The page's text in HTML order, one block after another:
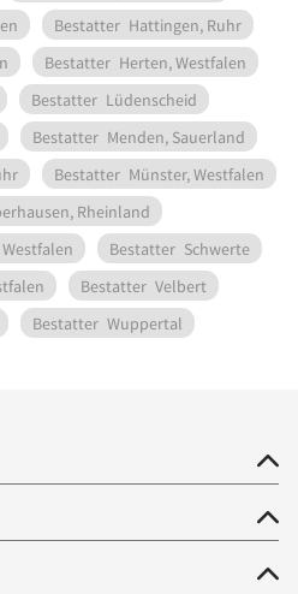
Bestatter Hattingen, Ruhr
Bestatter Herten, Westfalen
Bestatter Lüdenscheid
Bestatter Menden, Sauerland
Bestatter Münster, Westfalen
Rheinland
Bestatter Schwerte
Bestatter Velbert
Bestatter Wuppertal